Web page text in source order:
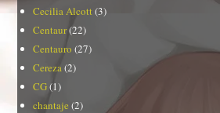
Cecilia Alcott (3)
Centaur(22)
Centauro (27)
Cereza(2)
CG(1)
chantaje (2)